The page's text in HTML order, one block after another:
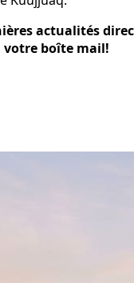
actualités
votre boîte mail!